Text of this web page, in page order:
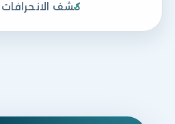
كشف الانحرافات